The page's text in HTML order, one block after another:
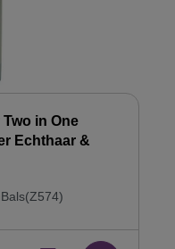
in One
Echthaar &